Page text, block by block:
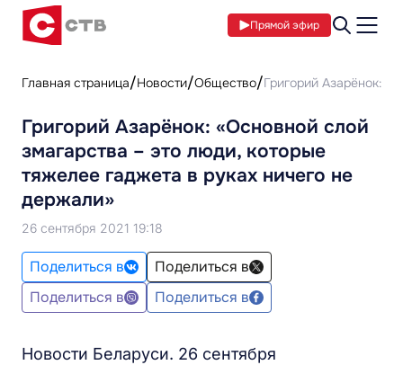
Прямой эфир
Главная страница Новости Общество Григорий Азарёнок:
Григорий Азарёнок: «Основной слой
змагарства – это люди, которые
тяжелее гаджета в руках ничего не
держали»
26 сентября 2021 19:18
Поделиться в
Поделиться в
Поделиться в
Поделиться в
Новости Беларуси. 26 сентября